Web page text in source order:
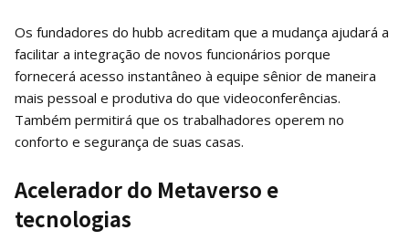
Os fundadores do hubb acreditam que a mudança ajudará a
facilitar a integração de novos funcionários porque
fornecerá acesso instantâneo à equipe sênior de maneira
mais pessoal e produtiva do que videoconferências.
Também permitirá que os trabalhadores operem no
conforto e segurança de suas casas.
Acelerador do Metaverso e
tecnologias